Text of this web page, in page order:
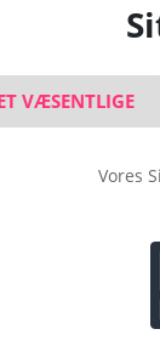
VÆSENTLIGE
Vores